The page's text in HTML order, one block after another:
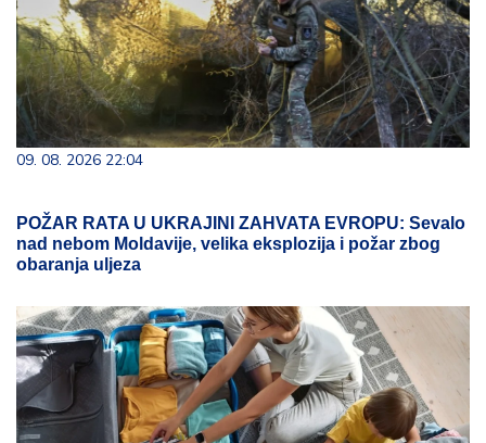
09. 08. 2026 22:04
POŽAR RATA U UKRAJINI ZAHVATA EVROPU: Sevalo
nad nebom Moldavije, velika eksplozija i požar zbog
obaranja uljeza